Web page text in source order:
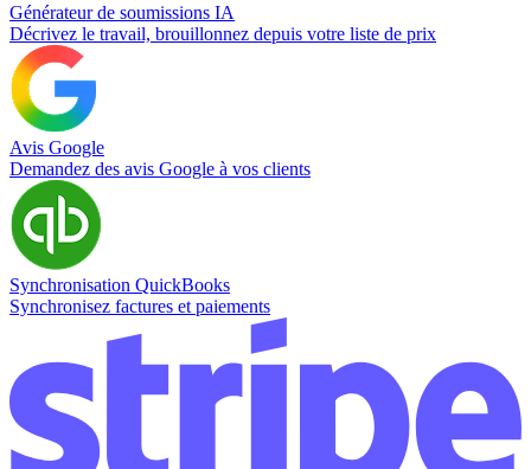
Générateur de soumissions IA
Décrivez le travail, brouillonnez depuis votre liste de prix
Avis Google
Demandez des avis Google à vos clients
Synchronisation QuickBooks
Synchronisez factures et paiements